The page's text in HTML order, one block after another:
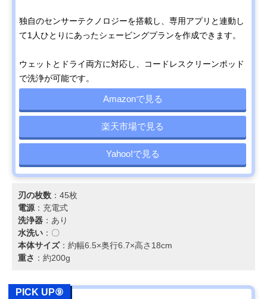
独自のセンサーテクノロジーを搭載し、専用アプリと連動し
て1人ひとりにあったシェービングプランを作成できます。
ウェットとドライ両方に対応し、コードレスクリーンポッド
で洗浄が可能です。
Amazonで見る
楽天市場で見る
Yahoo!で見る
刃の枚数 ：45枚
電源 ：充電式
洗浄器 ：あり
水洗い ：〇
本体サイズ：約幅6.5×奥行6.7×高さ18cm
重さ ：約200g
PICK UP⑨